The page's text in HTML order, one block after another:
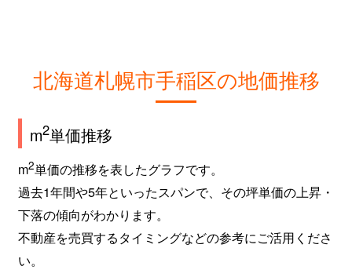
北海道札幌市手稲区の地価推移
m2単価推移
m2単価の推移を表したグラフです。
過去1年間や5年といったスパンで、その坪単価の上昇・
下落の傾向がわかります。
不動産を売買するタイミングなどの参考にご活用くださ
い。